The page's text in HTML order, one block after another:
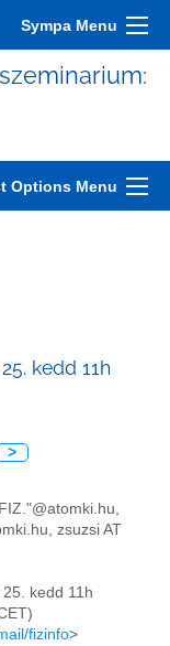
Sympa Menu
Options Menu
kedd 11h
>
zsuzsi AT
kedd 11h
fizinfo>